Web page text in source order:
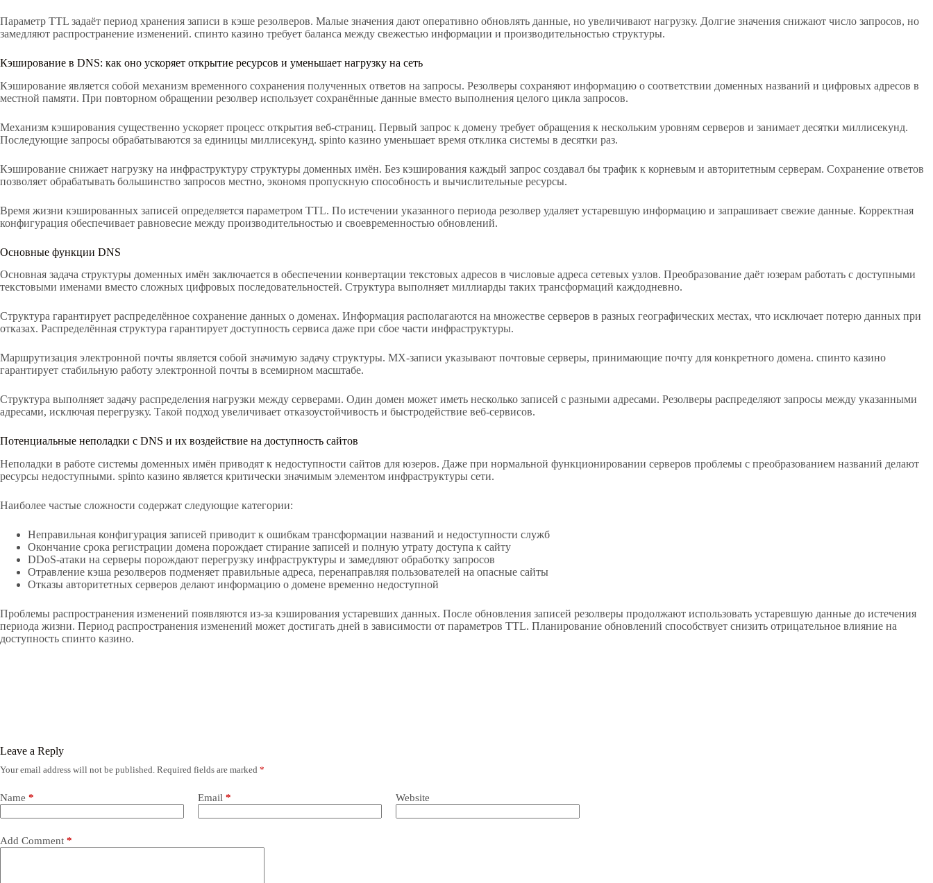
Параметр TTL задаёт период хранения записи в кэше резолверов. Малые значения дают оперативно обновлять данные, но увеличивают нагрузку. Долгие значения снижают число запросов, но
замедляют распространение изменений. спинто казино требует баланса между свежестью информации и производительностью структуры.
Кэширование в DNS: как оно ускоряет открытие ресурсов и уменьшает нагрузку на сеть
Кэширование является собой механизм временного сохранения полученных ответов на запросы. Резолверы сохраняют информацию о соответствии доменных названий и цифровых адресов в
местной памяти. При повторном обращении резолвер использует сохранённые данные вместо выполнения целого цикла запросов.
Механизм кэширования существенно ускоряет процесс открытия веб-страниц. Первый запрос к домену требует обращения к нескольким уровням серверов и занимает десятки миллисекунд.
Последующие запросы обрабатываются за единицы миллисекунд. spinto казино уменьшает время отклика системы в десятки раз.
Кэширование снижает нагрузку на инфраструктуру структуры доменных имён. Без кэширования каждый запрос создавал бы трафик к корневым и авторитетным серверам. Сохранение ответов
позволяет обрабатывать большинство запросов местно, экономя пропускную способность и вычислительные ресурсы.
Время жизни кэшированных записей определяется параметром TTL. По истечении указанного периода резолвер удаляет устаревшую информацию и запрашивает свежие данные. Корректная
конфигурация обеспечивает равновесие между производительностью и своевременностью обновлений.
Основные функции DNS
Основная задача структуры доменных имён заключается в обеспечении конвертации текстовых адресов в числовые адреса сетевых узлов. Преобразование даёт юзерам работать с доступными
текстовыми именами вместо сложных цифровых последовательностей. Структура выполняет миллиарды таких трансформаций каждодневно.
Структура гарантирует распределённое сохранение данных о доменах. Информация располагаются на множестве серверов в разных географических местах, что исключает потерю данных при
отказах. Распределённая структура гарантирует доступность сервиса даже при сбое части инфраструктуры.
Маршрутизация электронной почты является собой значимую задачу структуры. MX-записи указывают почтовые серверы, принимающие почту для конкретного домена. спинто казино
гарантирует стабильную работу электронной почты в всемирном масштабе.
Структура выполняет задачу распределения нагрузки между серверами. Один домен может иметь несколько записей с разными адресами. Резолверы распределяют запросы между указанными
адресами, исключая перегрузку. Такой подход увеличивает отказоустойчивость и быстродействие веб-сервисов.
Потенциальные неполадки с DNS и их воздействие на доступность сайтов
Неполадки в работе системы доменных имён приводят к недоступности сайтов для юзеров. Даже при нормальной функционировании серверов проблемы с преобразованием названий делают
ресурсы недоступными. spinto казино является критически значимым элементом инфраструктуры сети.
Наиболее частые сложности содержат следующие категории:
Неправильная конфигурация записей приводит к ошибкам трансформации названий и недоступности служб
Окончание срока регистрации домена порождает стирание записей и полную утрату доступа к сайту
DDoS-атаки на серверы порождают перегрузку инфраструктуры и замедляют обработку запросов
Отравление кэша резолверов подменяет правильные адреса, перенаправляя пользователей на опасные сайты
Отказы авторитетных серверов делают информацию о домене временно недоступной
Проблемы распространения изменений появляются из-за кэширования устаревших данных. После обновления записей резолверы продолжают использовать устаревшую данные до истечения
периода жизни. Период распространения изменений может достигать дней в зависимости от параметров TTL. Планирование обновлений способствует снизить отрицательное влияние на
доступность спинто казино.
Leave a Reply
Your email address will not be published. Required fields are marked *
Name * Email * Website
Add Comment *